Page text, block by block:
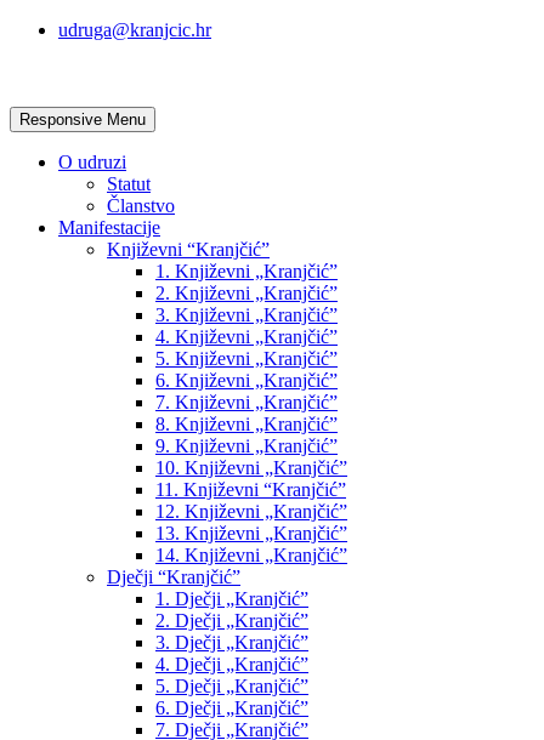
udruga@kranjcic.hr
Responsive Menu
O udruzi
Statut
Članstvo
Manifestacije
Književni “Kranjčić”
1. Književni „Kranjčić”
2. Književni „Kranjčić”
3. Književni „Kranjčić”
4. Književni „Kranjčić”
5. Književni „Kranjčić”
6. Književni „Kranjčić”
7. Književni „Kranjčić”
8. Književni „Kranjčić”
9. Književni „Kranjčić”
10. Književni „Kranjčić”
11. Književni “Kranjčić”
12. Književni „Kranjčić”
13. Književni „Kranjčić”
14. Književni „Kranjčić”
Dječji “Kranjčić”
1. Dječji „Kranjčić”
2. Dječji „Kranjčić”
3. Dječji „Kranjčić”
4. Dječji „Kranjčić”
5. Dječji „Kranjčić”
6. Dječji „Kranjčić”
7. Dječji „Kranjčić”